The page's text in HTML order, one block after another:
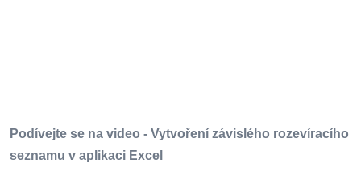
Podívejte se na video - Vytvoření závislého rozevíracího
seznamu v aplikaci Excel